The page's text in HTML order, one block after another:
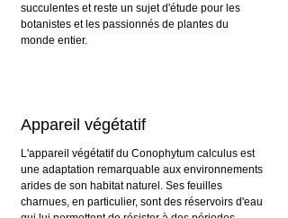
succulentes et reste un sujet d'étude pour les
botanistes et les passionnés de plantes du
monde entier.
Appareil végétatif
L'appareil végétatif du Conophytum calculus est
une adaptation remarquable aux environnements
arides de son habitat naturel. Ses feuilles
charnues, en particulier, sont des réservoirs d'eau